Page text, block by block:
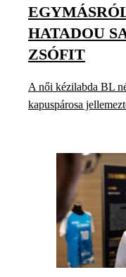
HATADOU
ZSÓFIT
A női kézilabda BL
kapuspárosa